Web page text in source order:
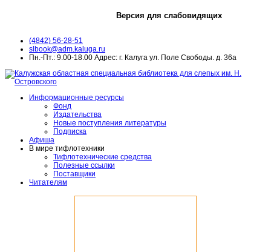
Версия для слабовидящих
(4842) 56-28-51
slbook@adm.kaluga.ru
Пн.-Пт.: 9.00-18.00 Адрес: г. Калуга ул. Поле Свободы. д. 36а
Информационные ресурсы
Фонд
Издательства
Новые поступления литературы
Подписка
Афиша
В мире тифлотехники
Тифлотехнические средства
Полезные ссылки
Поставщики
Читателям